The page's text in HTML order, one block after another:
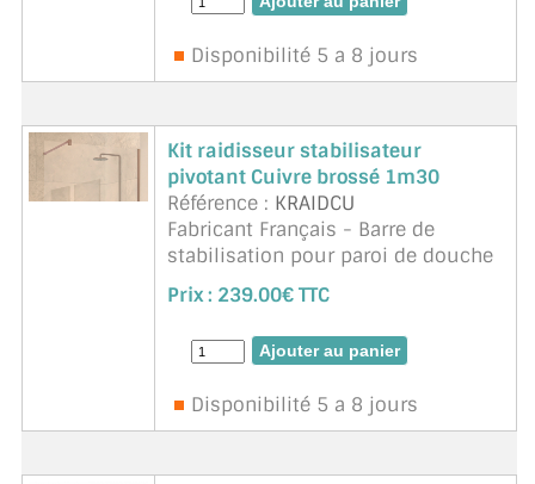
Disponibilité 5 a 8 jours
Kit raidisseur stabilisateur
pivotant Cuivre brossé 1m30
Référence : KRAIDCU
Fabricant Français - Barre de
stabilisation pour paroi de douche
de 6 à 10mm d'épaisseur. Réglable
et orientable, recoupe facile,
finition parfaite, tube carré. Ligne
moderne et épu ...suite
Prix : 239.00€ TTC
Disponibilité 5 a 8 jours